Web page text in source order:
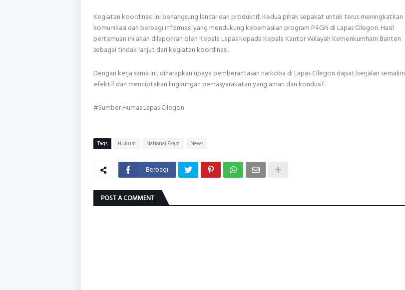
Kegiatan koordinasi ini berlangsung lancar dan produktif. Kedua pihak sepakat untuk terus meningkatkan
komunikasi dan berbagi informasi yang mendukung keberhasilan program P4GN di Lapas Cilegon. Hasil
pertemuan ini akan dilaporkan oleh Kepala Lapas kepada Kepala Kantor Wilayah Kemenkumham Banten
sebagai tindak lanjut dari kegiatan koordinasi.
Dengan kerja sama ini, diharapkan upaya pemberantasan narkoba di Lapas Cilegon dapat berjalan semakin
efektif dan menciptakan lingkungan pemasyarakatan yang aman dan kondusif.
#Sumber Humas Lapas Cilegon
Tags Hukum National Exam News
Berbagi
POST A COMMENT